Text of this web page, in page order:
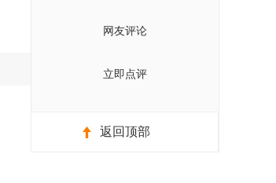
网友评论
立即点评
返回顶部